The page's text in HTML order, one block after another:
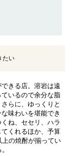
たい
きる店。溶岩は遠
いるので余分な脂
らに、ゆっくりと
味わいを堪能でき
ね、セセリ、ハラ
くれるほか、予算
の焼酎が揃ってい